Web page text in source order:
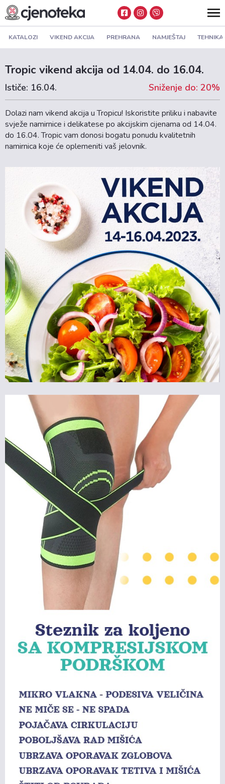
KATALOZI VIKEND AKCIJA PREHRANA NAMJEŠTAJ TEHNIKA
Tropic vikend akcija od 14.04. do 16.04.
Ističe: 16.04. Sniženje do: 20%
Dolazi nam vikend akcija u Tropicu! Iskoristite priliku i nabavite
svježe namirnice i delikatese po akcijskim cijenama od 14.04.
do 16.04. Tropic vam donosi bogatu ponudu kvalitetnih
namirnica koje će oplemeniti vaš jelovnik.